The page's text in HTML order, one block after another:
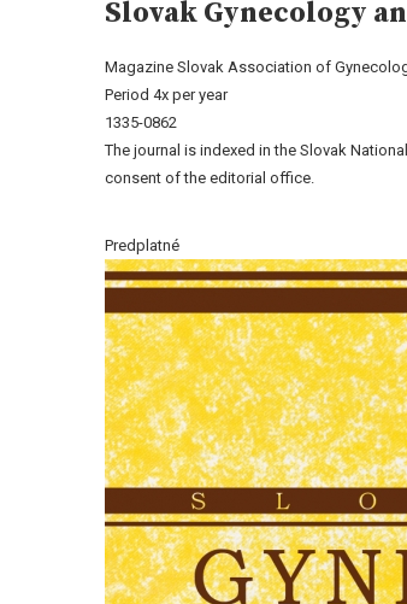
Slovak Gynecology
Magazine Slovak Association of
Period 4x per year
1335-0862
The journal is indexed in the Slovak
consent of the editorial office.
Predplatné